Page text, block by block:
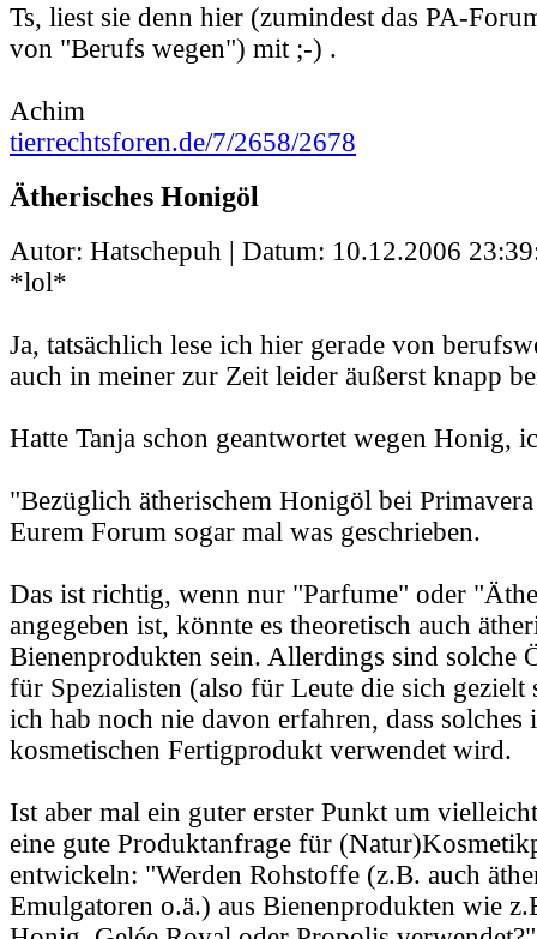
Ts, liest sie denn hier (zumindest das PA-
von "Berufs wegen") mit ;-) .
Achim
tierrechtsforen.de/7/2658/2678
Ätherisches Honigöl
Autor: Hatschepuh | Datum: 10.12.2006
*lol*
Ja, tatsächlich lese ich hier gerade von
auch in meiner zur Zeit leider äußerst knapp
Hatte Tanja schon geantwortet wegen Honig,
"Bezüglich ätherischem Honigöl bei
Eurem Forum sogar mal was geschrieben.
Das ist richtig, wenn nur "Parfume" oder
angegeben ist, könnte es theoretisch auch
Bienenprodukten sein. Allerdings sind solche
für Spezialisten (also für Leute die sich gezielt
ich hab noch nie davon erfahren, dass solches
kosmetischen Fertigprodukt verwendet wird.
Ist aber mal ein guter erster Punkt um
eine gute Produktanfrage für
entwickeln: "Werden Rohstoffe (z.B. auch
Emulgatoren o.ä.) aus Bienenprodukten wie